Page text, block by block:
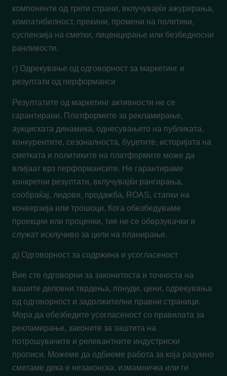
компоненти од трети страни, вклучувајќи ажурирања,
компатибилност, прекини, промени на политики,
суспензија на сметки, лиценцирање или безбедносни
ранливости.
г) Одрекување од одговорност за маркетинг и
резултати од перформанси
Резултатите од маркетинг активности не се
гарантирани. Платформите за рекламирање,
аукциската динамика, однесувањето на публиката,
конкурентите, сезоналноста, буџетите, историјата на
сметката и политиките на платформите може да
влијаат врз перформансите. Не гарантираме
конкретни резултати, вклучувајќи рангирања,
сообраќај, лидови, продажба, ROAS, стапки на
конверзија или трошоци. Кога обезбедуваме
проекции или проценки, тие не се обврзувачки и
служат исклучиво за цели на планирање.
д) Одговорност за содржина и усогласеност
Вие сте одговорни за законитоста и точноста на
вашите деловни тврдења, понуди, цени, одрекувања
од одговорност и задолжителни правни страници.
Мора да обезбедите усогласеност со правилата за
рекламирање, законите за заштита на
потрошувачите и релевантните индустриски
прописи. Можеме да одбиеме работа за која разумно
сметаме дека е незаконска, измамничка или ги